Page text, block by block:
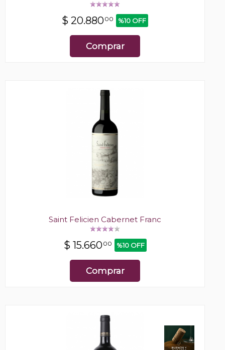
$ 20.88000 %10 OFF
Comprar
Saint Felicien Cabernet Franc
$ 15.66000 %10 OFF
Comprar